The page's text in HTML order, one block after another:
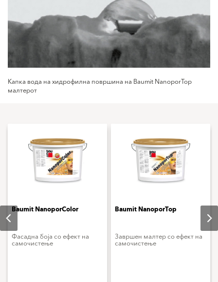
Капка вода на хидрофилна површина на Baumit NanoporTop
малтерот
Baumit NanoporColor
Фасадна боја со ефект на
самочистење
Baumit NanoporTop
Завршен малтер со ефект на
самочистење